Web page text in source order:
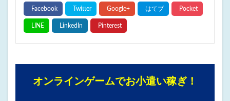
オンラインゲームでお小遣い稼ぎ！